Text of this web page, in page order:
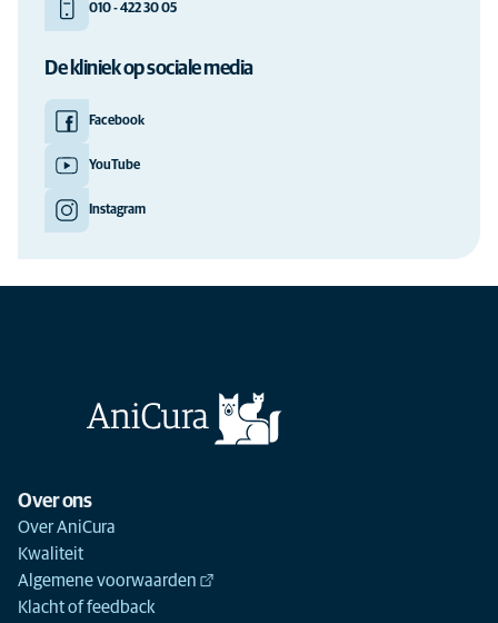
010 - 422 30 05
De kliniek op sociale media
Facebook
YouTube
Instagram
Over ons
Over AniCura
Kwaliteit
Algemene voorwaarden
Klacht of feedback